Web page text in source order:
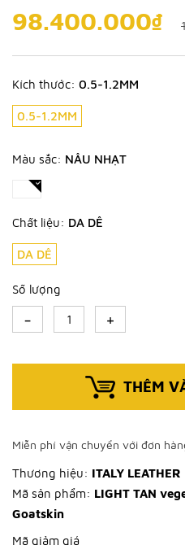
98.400.000₫
Kích thước: 0.5-1.2MM
0.5-1.2MM
Màu sắc: NÂU NHẠT
Chất liệu: DA DÊ
DA DÊ
Số lượng
- +
THÊM
Miễn phí vận chuyển với đơn
Thương hiệu: ITALY LEATHER
Mã sản phẩm: LIGHT TAN
Goatskin
Mã giảm giá